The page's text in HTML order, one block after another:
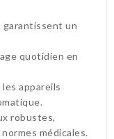
garantissent un
quotidien en
appareils
robustes,
médicales.